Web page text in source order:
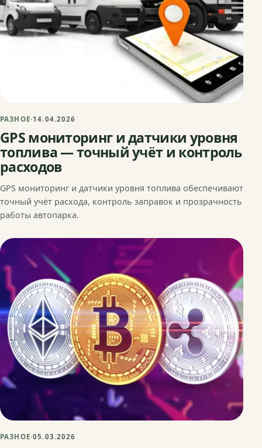
РАЗНОЕ·14.04.2026
GPS мониторинг и датчики уровня
топлива — точный учёт и контроль
расходов
GPS мониторинг и датчики уровня топлива обеспечивают
точный учёт расхода, контроль заправок и прозрачность
работы автопарка.
РАЗНОЕ·05.03.2026